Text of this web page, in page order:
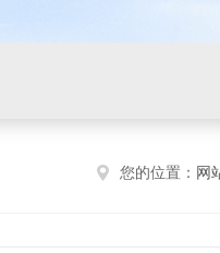
您的位置： 网